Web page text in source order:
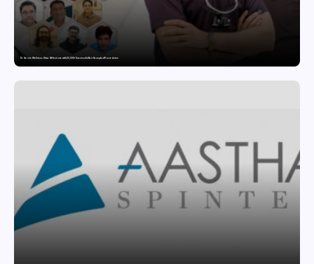
Dr. Haror’s Wellness Hits a Milestone with 20,000+ Successful Hair Transplant Procedures